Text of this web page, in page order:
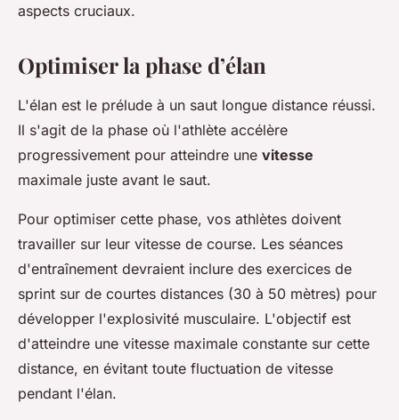
aspects cruciaux.
Optimiser la phase d’élan
L'élan est le prélude à un saut longue distance réussi.
Il s'agit de la phase où l'athlète accélère
progressivement pour atteindre une vitesse
maximale juste avant le saut.
Pour optimiser cette phase, vos athlètes doivent
travailler sur leur vitesse de course. Les séances
d'entraînement devraient inclure des exercices de
sprint sur de courtes distances (30 à 50 mètres) pour
développer l'explosivité musculaire. L'objectif est
d'atteindre une vitesse maximale constante sur cette
distance, en évitant toute fluctuation de vitesse
pendant l'élan.